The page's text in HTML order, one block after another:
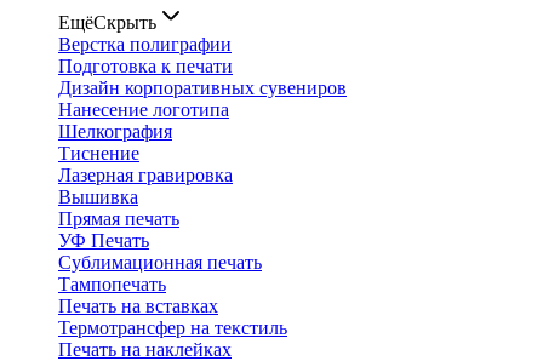
ЕщёСкрыть
Верстка полиграфии
Подготовка к печати
Дизайн корпоративных сувениров
Нанесение логотипа
Шелкография
Тиснение
Лазерная гравировка
Вышивка
Прямая печать
УФ Печать
Сублимационная печать
Тампопечать
Печать на вставках
Термотрансфер на текстиль
Печать на наклейках